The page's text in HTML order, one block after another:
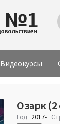
Видеокурсы
Озарк (2
Год 2017-